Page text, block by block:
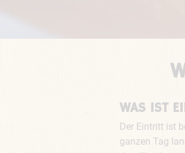
WAS IST
Der Eintritt ist
ganzen Tag